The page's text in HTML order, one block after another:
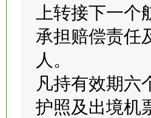
由于航空公司
上转接下一个
承担赔偿责任
人。
凡持有效期六